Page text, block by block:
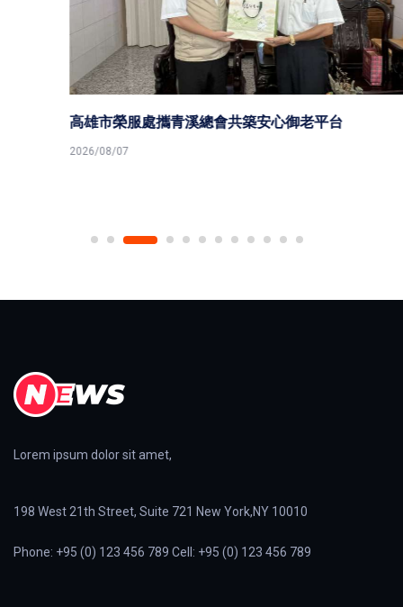
高雄市榮服處攜青溪總會共築安心御老平台
2026/08/07
Lorem ipsum dolor sit amet,
198 West 21th Street, Suite 721 New York,NY 10010
Phone: +95 (0) 123 456 789 Cell: +95 (0) 123 456 789